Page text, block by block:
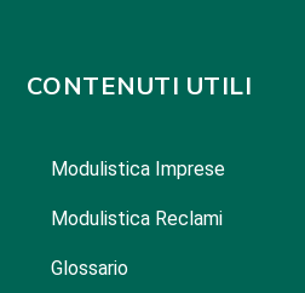
CONTENUTI UTILI
Modulistica Imprese
Modulistica Reclami
Glossario